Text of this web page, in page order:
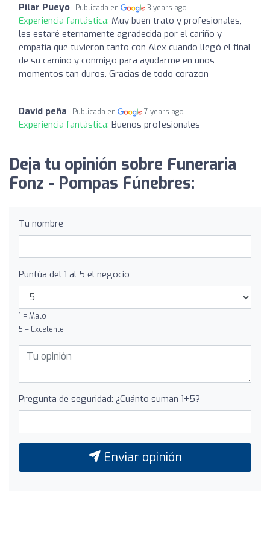
Pilar Pueyo Publicada en 3 years ago
Experiencia fantástica: Muy buen trato y profesionales,
les estaré eternamente agradecida por el cariño y
empatía que tuvieron tanto con Alex cuando llegó el final
de su camino y conmigo para ayudarme en unos
momentos tan duros. Gracias de todo corazon
David peña Publicada en 7 years ago
Experiencia fantástica: Buenos profesionales
Deja tu opinión sobre Funeraria
Fonz - Pompas Fúnebres:
Tu nombre
Puntúa del 1 al 5 el negocio
1 = Malo
5 = Excelente
Pregunta de seguridad: ¿Cuánto suman 1+5?
Enviar opinión